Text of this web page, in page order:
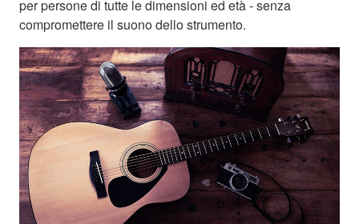
per persone di tutte le dimensioni ed età - senza
compromettere il suono dello strumento.